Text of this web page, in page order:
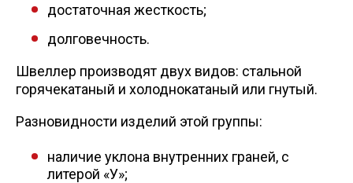
достаточная жесткость;
долговечность.
Швеллер производят двух видов: стальной
горячекатаный и холоднокатаный или гнутый.
Разновидности изделий этой группы:
наличие уклона внутренних граней, с
литерой «У»;